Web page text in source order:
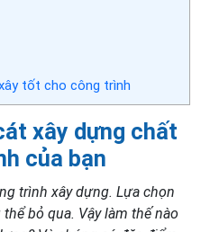
tốt cho công trình
xây dựng chất
của bạn
trình xây dựng. Lựa chọn
bỏ qua. Vậy làm thế nào